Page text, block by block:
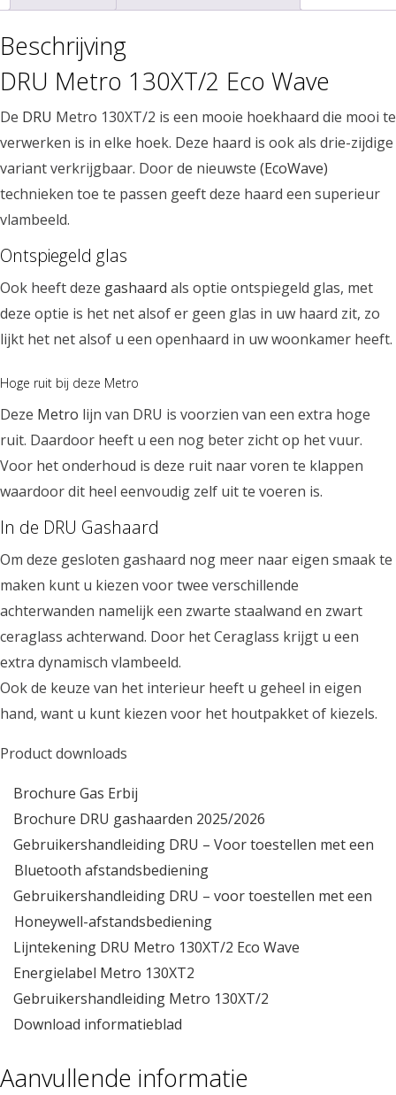
Beschrijving
DRU Metro 130XT/2 Eco Wave
De DRU Metro 130XT/2 is een mooie hoekhaard die mooi te
verwerken is in elke hoek. Deze haard is ook als drie-zijdige
variant verkrijgbaar. Door de nieuwste (EcoWave)
technieken toe te passen geeft deze haard een superieur
vlambeeld.
Ontspiegeld glas
Ook heeft deze gashaard als optie ontspiegeld glas, met
deze optie is het net alsof er geen glas in uw haard zit, zo
lijkt het net alsof u een openhaard in uw woonkamer heeft.
Hoge ruit bij deze Metro
Deze Metro lijn van DRU is voorzien van een extra hoge
ruit. Daardoor heeft u een nog beter zicht op het vuur.
Voor het onderhoud is deze ruit naar voren te klappen
waardoor dit heel eenvoudig zelf uit te voeren is.
In de DRU Gashaard
Om deze gesloten gashaard nog meer naar eigen smaak te
maken kunt u kiezen voor twee verschillende
achterwanden namelijk een zwarte staalwand en zwart
ceraglass achterwand. Door het Ceraglass krijgt u een
extra dynamisch vlambeeld.
Ook de keuze van het interieur heeft u geheel in eigen
hand, want u kunt kiezen voor het houtpakket of kiezels.
Product downloads
Brochure Gas Erbij
Brochure DRU gashaarden 2025/2026
Gebruikershandleiding DRU – Voor toestellen met een
Bluetooth afstandsbediening
Gebruikershandleiding DRU – voor toestellen met een
Honeywell-afstandsbediening
Lijntekening DRU Metro 130XT/2 Eco Wave
Energielabel Metro 130XT2
Gebruikershandleiding Metro 130XT/2
Download informatieblad
Aanvullende informatie